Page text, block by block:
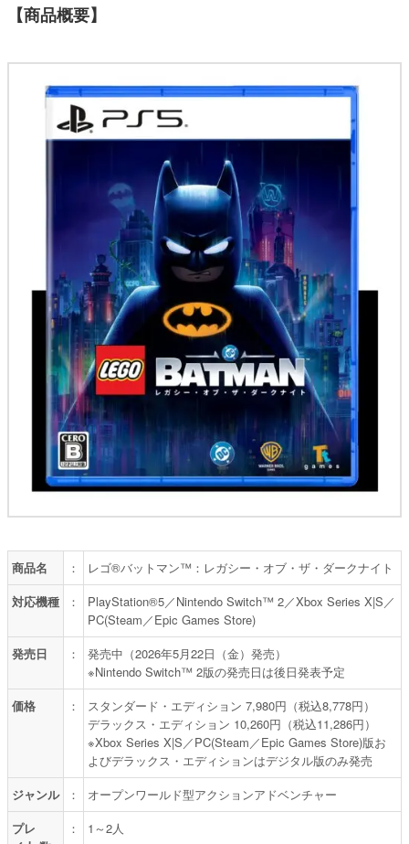
【商品概要】
商品名 ：
レゴ®バットマン™：レガシー・オブ・ザ・ダークナイト
対応機種
：
PlayStation®5／Nintendo Switch™ 2／Xbox Series X|S／
PC(Steam／Epic Games Store)
発売日
：
発売中（2026年5月22日（金）発売）
※Nintendo Switch™ 2版の発売日は後日発表予定
価格
：
スタンダード・エディション 7,980円（税込8,778円）
デラックス・エディション 10,260円（税込11,286円）
※Xbox Series X|S／PC(Steam／Epic Games Store)版お
よびデラックス・エディションはデジタル版のみ発売
ジャンル
：
オープンワールド型アクションアドベンチャー
プレ
： 1～2人